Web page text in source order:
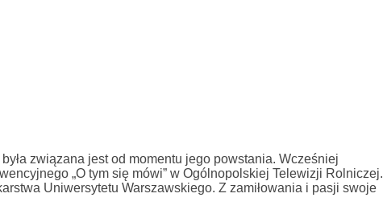
związana jest od momentu jego powstania. Wcześniej
„O tym się mówi” w Ogólnopolskiej Telewizji Rolniczej.
Uniwersytetu Warszawskiego. Z zamiłowania i pasji swoje